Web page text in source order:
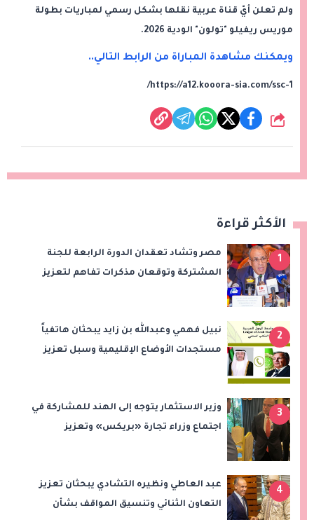
ولم تعلن أيّ قناة عربية نقلها بشكل رسمي لمباريات بطولة
موريس ريفيلو "تولون" الودية 2026.
ويمكنك مشاهدة المباراة من الرابط التالي..
https://a12.kooora-sia.com/ssc-1/
شارك
الأكثر قراءة
1
مصر وتشاد تعقدان الدورة الرابعة للجنة
المشتركة وتوقعان مذكرات تفاهم لتعزيز
2
نبيل فهمي وعبدالله بن زايد يبحثان هاتفياً
مستجدات الأوضاع الإقليمية وسبل تعزيز
3
وزير الاستثمار يتوجه إلى الهند للمشاركة في
اجتماع وزراء تجارة «بريكس» وتعزيز
4
عبد العاطي ونظيره التشادي يبحثان تعزيز
التعاون الثنائي وتنسيق المواقف بشأن